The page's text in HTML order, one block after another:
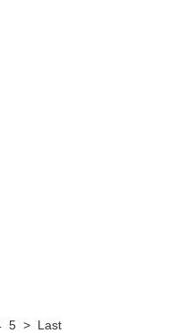
5 > Last